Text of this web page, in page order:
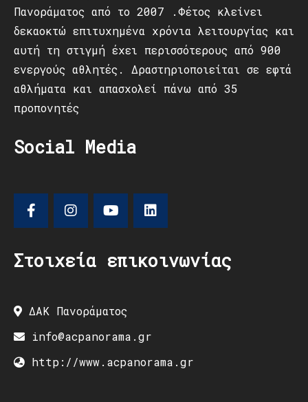
Πανοράματος από το 2007 .Φέτος κλείνει
δεκαοκτώ επιτυχημένα χρόνια λειτουργίας και
αυτή τη στιγμή έχει περισσότερους από 900
ενεργούς αθλητές. Δραστηριοποιείται σε εφτά
αθλήματα και απασχολεί πάνω από 35
προπονητές
Social Media
Στοιχεία επικοινωνίας
ΔΑΚ Πανοράματος
info@acpanorama.gr
http://www.acpanorama.gr